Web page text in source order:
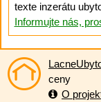
texte inzerátu
Informujte nás,
ceny
O